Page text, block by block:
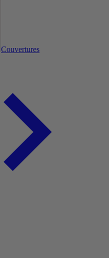
Couvertures